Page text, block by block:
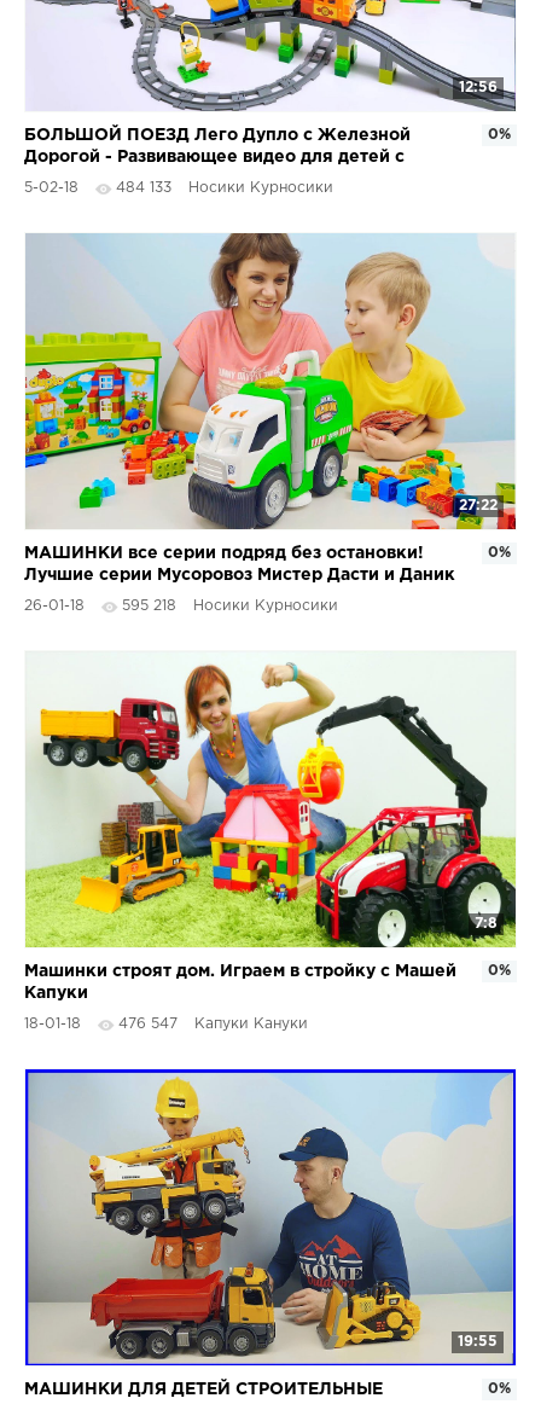
12:56
БОЛЬШОЙ ПОЕЗД Лего Дупло с Железной
Дорогой - Развивающее видео для детей с
Конструктором LEGO DUPLO
5-02-18 484 133 Носики Курносики
0%
27:22
МАШИНКИ все серии подряд без остановки!
Лучшие серии Мусоровоз Мистер Дасти и Даник
| Про машинки
26-01-18 595 218 Носики Курносики
0%
7:8
Машинки строят дом. Играем в стройку с Машей
Капуки
18-01-18 476 547 Капуки Кануки
0%
19:55
МАШИНКИ ДЛЯ ДЕТЕЙ СТРОИТЕЛЬНЫЕ
0%